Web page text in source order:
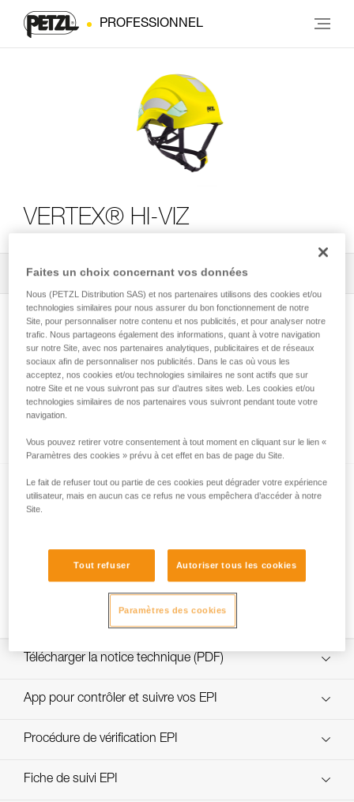
PROFESSIONNEL
VERTEX® HI-VIZ
Tous les conseils techniques 2
Quelle résistance choisir pour la jugulaire
DUAL ?
Changement fusible jugulaire DUAL
Télécharger la notice technique (PDF)
Technical Notice
App pour contrôler et suivre vos EPI
découvrez ePPEcentre
Procédure de vérification EPI
verif-EPI-casques-PRO-procedure-FR
Fiche de suivi EPI
Faites un choix concernant vos données
Nous (PETZL Distribution SAS) et nos partenaires utilisons des cookies et/ou
technologies similaires pour nous assurer du bon fonctionnement de notre
Site, pour personnaliser notre contenu et nos publicités, et pour analyser notre
trafic. Nous partageons également des informations, quant à votre navigation
sur notre Site, avec nos partenaires analytiques, publicitaires et de réseaux
sociaux afin de personnaliser nos publicités. Dans le cas où vous les
acceptez, nos cookies et/ou technologies similaires ne sont actifs que sur
notre Site et ne vous suivront pas sur d’autres sites web. Les cookies et/ou
technologies similaires de nos partenaires vous suivront pendant toute votre
navigation.
Vous pouvez retirer votre consentement à tout moment en cliquant sur le lien «
Paramètres des cookies » prévu à cet effet en bas de page du Site.
Le fait de refuser tout ou partie de ces cookies peut dégrader votre expérience
utilisateur, mais en aucun cas ce refus ne vous empêchera d’accéder à notre
Site.
Tout refuser Autoriser tous les cookies
Paramètres des cookies